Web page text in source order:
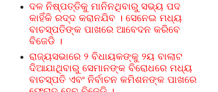
ଦଳ ନିଷ୍ପତ୍ତିକୁ ମାନିନଥିବାରୁ ସଭ୍ୟ ପଦ
କାହିଁକି ରଦ୍ଦ କରାନଯିବ । ସେନେଇ ମଧ୍ୟ
ବାଚସ୍ପତିଙ୍କ ପାଖରେ ଆବେଦନ କରିବେ
ବିଜେଡି ।
ରାଜ୍ୟସଭାରେ ୨ ବିଧାୟକଙ୍କୁ ୨ୟ ବାଲାଟ
ଦିଆଯାଥିବାରୁ ସେମାନଙ୍କ ବିରୋଧରେ ମଧ୍ୟ
ବାଚସ୍ପତି ଏବଂ ନିର୍ବାଚନ କମିଶନଙ୍କ ପାଖରେ